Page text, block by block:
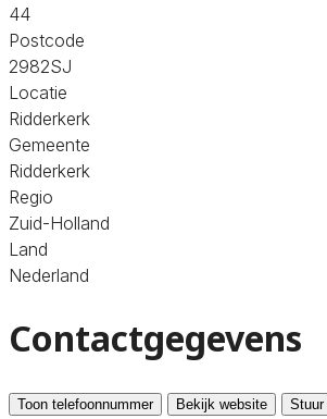
44
Postcode
2982SJ
Locatie
Ridderkerk
Gemeente
Ridderkerk
Regio
Zuid-Holland
Land
Nederland
Contactgegevens
Toon telefoonnummer Bekijk website Stuur